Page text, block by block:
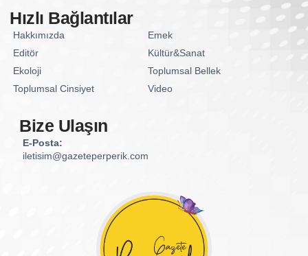
Hızlı Bağlantılar
Hakkımızda
Editör
Ekoloji
Toplumsal Cinsiyet
Emek
Kültür&Sanat
Toplumsal Bellek
Video
Bize Ulaşın
E-Posta:
iletisim@gazeteperperik.com